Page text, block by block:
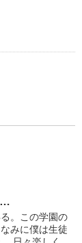
…
。この学園の
みに僕は生徒